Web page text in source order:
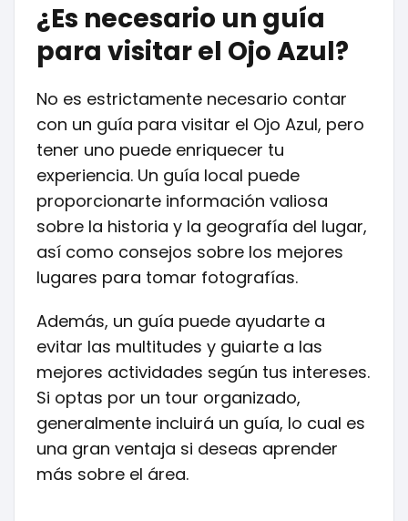
¿Es necesario un guía
para visitar el Ojo Azul?
No es estrictamente necesario contar
con un guía para visitar el Ojo Azul, pero
tener uno puede enriquecer tu
experiencia. Un guía local puede
proporcionarte información valiosa
sobre la historia y la geografía del lugar,
así como consejos sobre los mejores
lugares para tomar fotografías.
Además, un guía puede ayudarte a
evitar las multitudes y guiarte a las
mejores actividades según tus intereses.
Si optas por un tour organizado,
generalmente incluirá un guía, lo cual es
una gran ventaja si deseas aprender
más sobre el área.